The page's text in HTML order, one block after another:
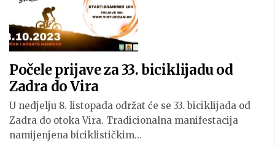
Počele prijave za 33. biciklijadu od
Zadra do Vira
U nedjelju 8. listopada održat će se 33. biciklijada od
Zadra do otoka Vira. Tradicionalna manifestacija
namijenjena biciklističkim…